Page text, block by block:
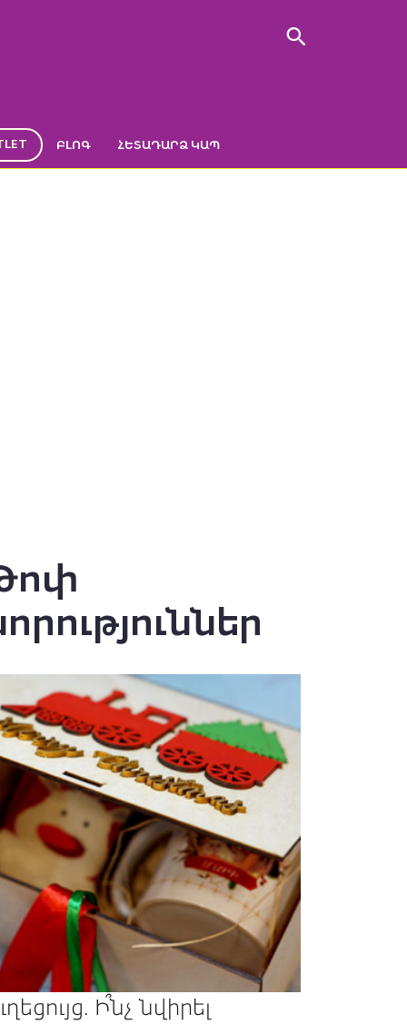
ԲԼՈԳ ՀԵՏԱԴԱՐՁ ԿԱՊ
Ի՞նչ նվիրել